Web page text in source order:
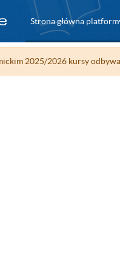
Strona główna
2025/2026 kursy